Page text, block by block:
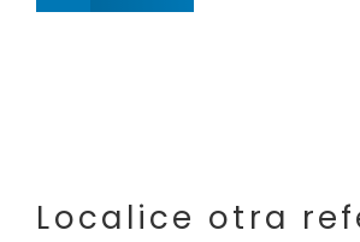
Localice otra